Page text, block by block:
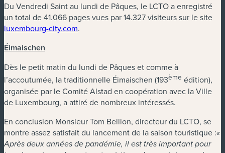
Du Vendredi Saint au lundi de Pâques, le LCTO a enregistré
un total de 41.066 pages vues par 14.327 visiteurs sur le site
luxembourg-city.com.
Éimaischen
Dès le petit matin du lundi de Pâques et comme à
l’accoutumée, la traditionnelle Éimaischen (193ème édition),
organisée par le Comité Alstad en coopération avec la Ville
de Luxembourg, a attiré de nombreux intéressés.
En conclusion Monsieur Tom Bellion, directeur du LCTO, se
montre assez satisfait du lancement de la saison touristique :«
Après deux années de pandémie, il est très important pour